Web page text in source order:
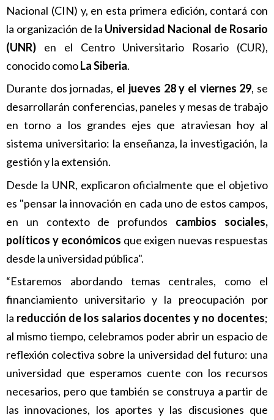
Nacional (CIN) y, en esta primera edición, contará con
la organización de la Universidad Nacional de Rosario
(UNR) en el Centro Universitario Rosario (CUR),
conocido comoLa Siberia.
Durante dos jornadas, el jueves 28 y el viernes 29, se
desarrollarán conferencias, paneles y mesas de trabajo
en torno a los grandes ejes que atraviesan hoy al
sistema universitario: la enseñanza, la investigación, la
gestión y la extensión.
Desde la UNR, explicaron oficialmente que el objetivo
es "pensar la innovación en cada uno de estos campos,
en un contexto de profundos cambios sociales,
políticos y económicos que exigen nuevas respuestas
desde la universidad pública".
“Estaremos abordando temas centrales, como el
financiamiento universitario y la preocupación por
la reducción de los salarios docentes y no docentes;
al mismo tiempo, celebramos poder abrir un espacio de
reflexión colectiva sobre la universidad del futuro: una
universidad que esperamos cuente con los recursos
necesarios, pero que también se construya a partir de
las innovaciones, los aportes y las discusiones que